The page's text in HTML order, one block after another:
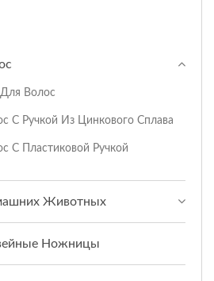
Волос
С Ручкой Из Цинкового Сплава
С Пластиковой Ручкой
Животных
Ножницы